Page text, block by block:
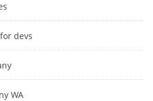
devs
WA